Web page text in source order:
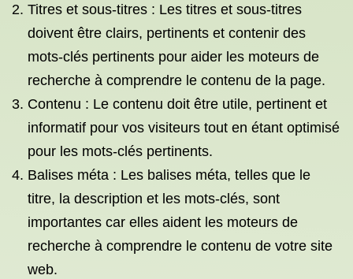
Titres et sous-titres : Les titres et sous-titres
doivent être clairs, pertinents et contenir des
mots-clés pertinents pour aider les moteurs de
recherche à comprendre le contenu de la page.
Contenu : Le contenu doit être utile, pertinent et
informatif pour vos visiteurs tout en étant optimisé
pour les mots-clés pertinents.
Balises méta : Les balises méta, telles que le
titre, la description et les mots-clés, sont
importantes car elles aident les moteurs de
recherche à comprendre le contenu de votre site
web.